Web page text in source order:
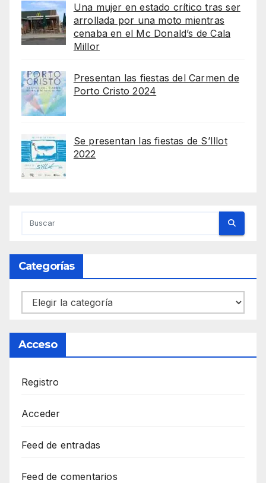
Una mujer en estado crítico tras ser
arrollada por una moto mientras
cenaba en el Mc Donald’s de Cala
Millor
Presentan las fiestas del Carmen de
Porto Cristo 2024
Se presentan las fiestas de S’Illot
2022
Categorías
Categorías
Acceso
Registro
Acceder
Feed de entradas
Feed de comentarios